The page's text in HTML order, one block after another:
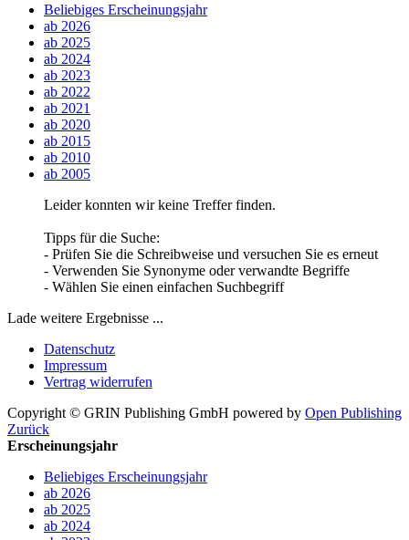
Beliebiges Erscheinungsjahr
ab 2026
ab 2025
ab 2024
ab 2023
ab 2022
ab 2021
ab 2020
ab 2015
ab 2010
ab 2005
Leider konnten wir keine Treffer finden.
Tipps für die Suche:
- Prüfen Sie die Schreibweise und versuchen Sie es erneut
- Verwenden Sie Synonyme oder verwandte Begriffe
- Wählen Sie einen einfachen Suchbegriff
Lade weitere Ergebnisse ...
Datenschutz
Impressum
Vertrag widerrufen
Copyright © GRIN Publishing GmbH powered by Open Publishing
Zurück
Erscheinungsjahr
Beliebiges Erscheinungsjahr
ab 2026
ab 2025
ab 2024